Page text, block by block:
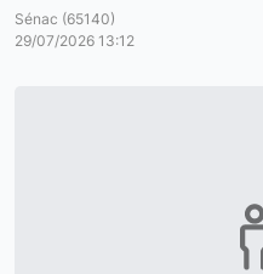
Sénac (65140)
29/07/2026 13:12